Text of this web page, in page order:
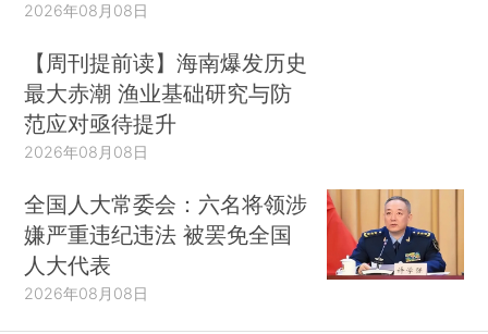
2026年08月08日
【周刊提前读】海南爆发历史
最大赤潮 渔业基础研究与防
范应对亟待提升
2026年08月08日
全国人大常委会：六名将领涉
嫌严重违纪违法 被罢免全国
人大代表
2026年08月08日